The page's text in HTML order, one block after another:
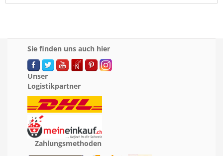
Sie finden uns auch hier
Unser
Logistikpartner
Zahlungsmethoden